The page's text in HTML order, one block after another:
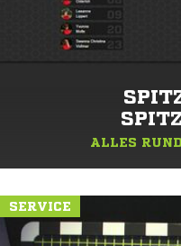
ALLES
SERVICE